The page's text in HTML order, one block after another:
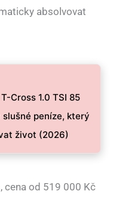
absolvovat
Cross 1.0 TSI 85
slušné peníze, který
život (2026)
cena od 519 000 Kč